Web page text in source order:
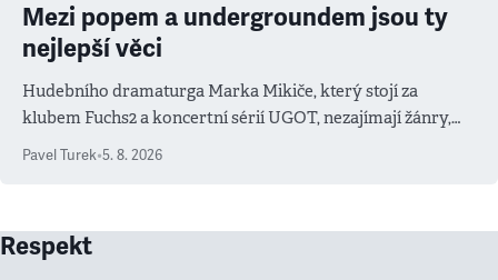
Mezi popem a undergroundem jsou ty
nejlepší věci
Hudebního dramaturga Marka Mikiče, který stojí za
klubem Fuchs2 a koncertní sérií UGOT, nezajímají žánry,
ale atmosféra
Pavel Turek•5. 8. 2026
Respekt